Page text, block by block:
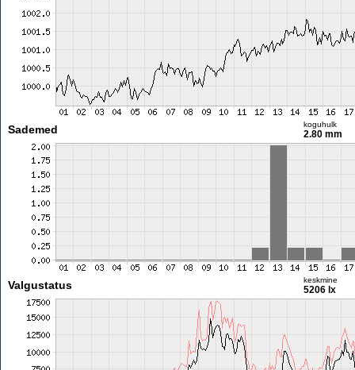
Sademed koguhulk
2.80 mm
Valgustatus keskmine
5206 lx